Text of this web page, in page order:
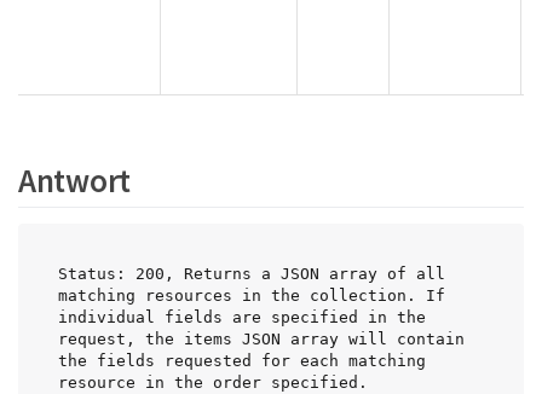
Antwort
Status: 200, Returns a JSON array of all
matching resources in the collection. If
individual fields are specified in the
request, the items JSON array will contain
the fields requested for each matching
resource in the order specified.